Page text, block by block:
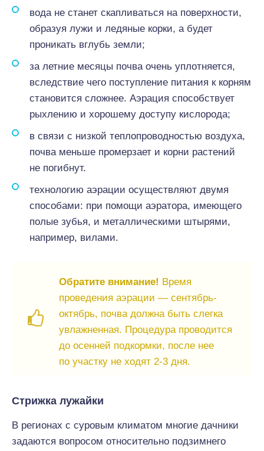
вода не станет скапливаться на поверхности,
образуя лужи и ледяные корки, а будет
проникать вглубь земли;
за летние месяцы почва очень уплотняется,
вследствие чего поступление питания к корням
становится сложнее. Аэрация способствует
рыхлению и хорошему доступу кислорода;
в связи с низкой теплопроводностью воздуха,
почва меньше промерзает и корни растений
не погибнут.
технологию аэрации осуществляют двумя
способами: при помощи аэратора, имеющего
полые зубья, и металлическими штырями,
например, вилами.
Обратите внимание! Время
проведения аэрации — сентябрь-
октябрь, почва должна быть слегка
увлажненная. Процедура проводится
до осенней подкормки, после нее
по участку не ходят 2-3 дня.
Стрижка лужайки
В регионах с суровым климатом многие дачники
задаются вопросом относительно подзимнего